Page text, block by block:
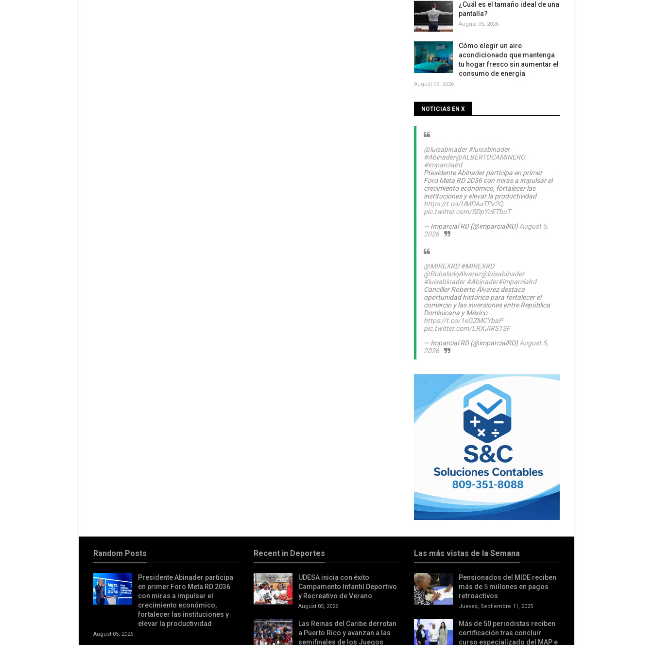
¿Cuál es el tamaño ideal de una
pantalla?
August 05, 2026
Cómo elegir un aire
acondicionado que mantenga
tu hogar fresco sin aumentar el
consumo de energía
August 05, 2026
NOTICIAS EN X
@luisabinader #luisabinader
#Abinader@ALBERTOCAMINERO
#imparcialrd
Presidente Abinader participa en primer
Foro Meta RD 2036 con miras a impulsar el
crecimiento económico, fortalecer las
instituciones y elevar la productividad
https://t.co/UMDAsTPx2Q
pic.twitter.com/SDpYcETbuT
— Imparcial RD (@imparcialRD)August 5,
2026
@MIREXRD #MIREXRD
@RobalsdqAlvarez@luisabinader
#luisabinader #Abinader#imparcialrd
Canciller Roberto Álvarez destaca
oportunidad histórica para fortalecer el
comercio y las inversiones entre República
Dominicana y México
https://t.co/1eGZMCYbaP
pic.twitter.com/LRXJIRS1SF
— Imparcial RD (@imparcialRD)August 5,
2026
Random Posts
Presidente Abinader participa
en primer Foro Meta RD 2036
con miras a impulsar el
crecimiento económico,
fortalecer las instituciones y
elevar la productividad
August 05, 2026
Recent in Deportes
UDESA inicia con éxito
Campamento Infantil Deportivo
y Recreativo de Verano
August 05, 2026
Las Reinas del Caribe derrotan
a Puerto Rico y avanzan a las
semifinales de los Juegos
Las más vistas de la Semana
Pensionados del MIDE reciben
más de 5 millones en pagos
retroactivos
Jueves, Septiembre 11, 2025
Más de 50 periodistas reciben
certificación tras concluir
curso especializado del MAP e